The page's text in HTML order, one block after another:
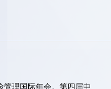
管理国际年会。第四届中